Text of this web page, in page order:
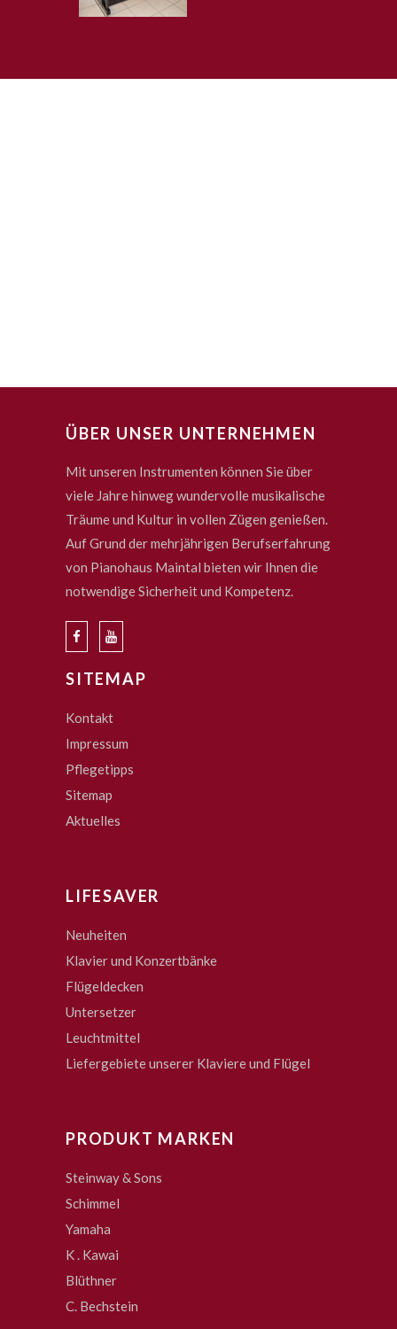
ÜBER UNSER UNTERNEHMEN
Mit unseren Instrumenten können Sie über
viele Jahre hinweg wundervolle musikalische
Träume und Kultur in vollen Zügen genießen.
Auf Grund der mehrjährigen Berufserfahrung
von Pianohaus Maintal bieten wir Ihnen die
notwendige Sicherheit und Kompetenz.
SITEMAP
Kontakt
Impressum
Pflegetipps
Sitemap
Aktuelles
LIFESAVER
Neuheiten
Klavier und Konzertbänke
Flügeldecken
Untersetzer
Leuchtmittel
Liefergebiete unserer Klaviere und Flügel
PRODUKT MARKEN
Steinway & Sons
Schimmel
Yamaha
K . Kawai
Blüthner
C. Bechstein